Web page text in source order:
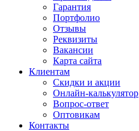
Гарантия
Портфолио
Отзывы
Реквизиты
Вакансии
Карта сайта
Клиентам
Скидки и акции
Онлайн-калькулятор
Вопрос-ответ
Оптовикам
Контакты